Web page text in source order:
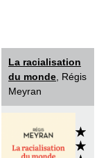
La racialisation
du monde , Régis
Meyran